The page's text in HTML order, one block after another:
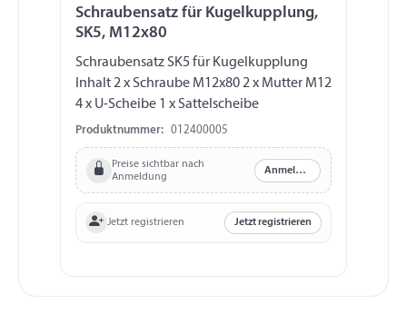
Schraubensatz für Kugelkupplung,
SK5, M12x80
Schraubensatz SK5 für Kugelkupplung
Inhalt 2 x Schraube M12x80 2 x Mutter M12
4 x U-Scheibe 1 x Sattelscheibe
Produktnummer: 012400005
Preise sichtbar nach
Anmeldung
Anmelden
Jetzt registrieren Jetzt registrieren